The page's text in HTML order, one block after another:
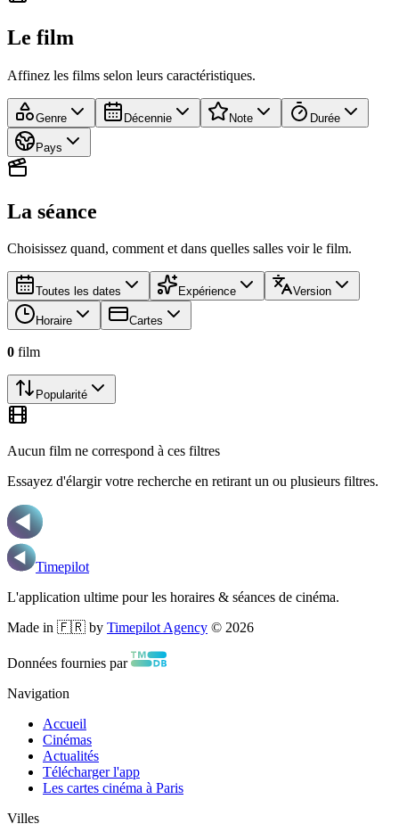
Le film
Affinez les films selon leurs caractéristiques.
Genre Décennie Note Durée
Pays
La séance
Choisissez quand, comment et dans quelles salles voir le film.
Toutes les dates Expérience Version
Horaire Cartes
0 film
Popularité
Aucun film ne correspond à ces filtres
Essayez d'élargir votre recherche en retirant un ou plusieurs filtres.
Timepilot
L'application ultime pour les horaires & séances de cinéma.
Made in 🇫🇷 by Timepilot Agency © 2026
Données fournies par
Navigation
Accueil
Cinémas
Actualités
Télécharger l'app
Les cartes cinéma à Paris
Villes